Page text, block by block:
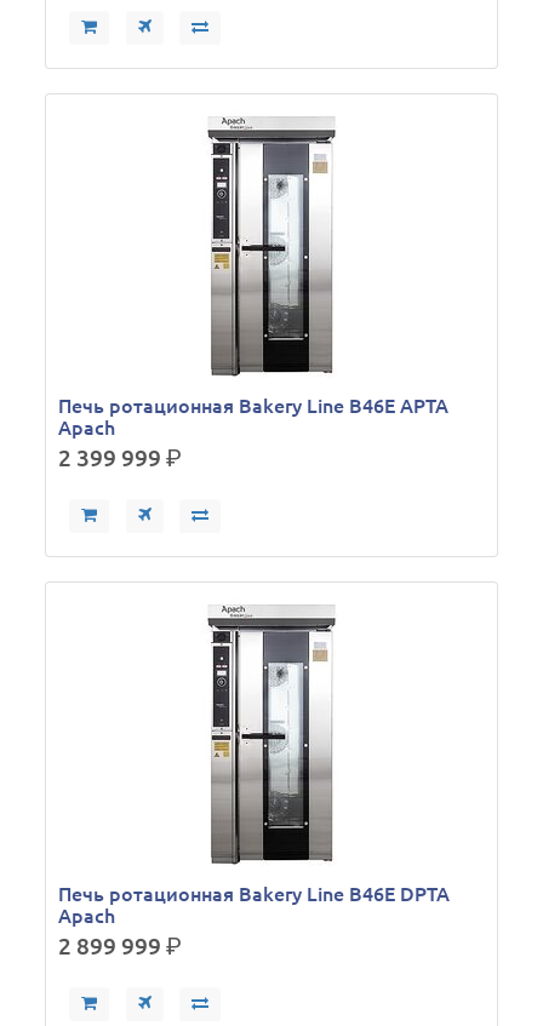
Печь ротационная Bakery Line B46E APTA
Apach
2 399 999р.
Печь ротационная Bakery Line B46E DPTA
Apach
2 899 999р.